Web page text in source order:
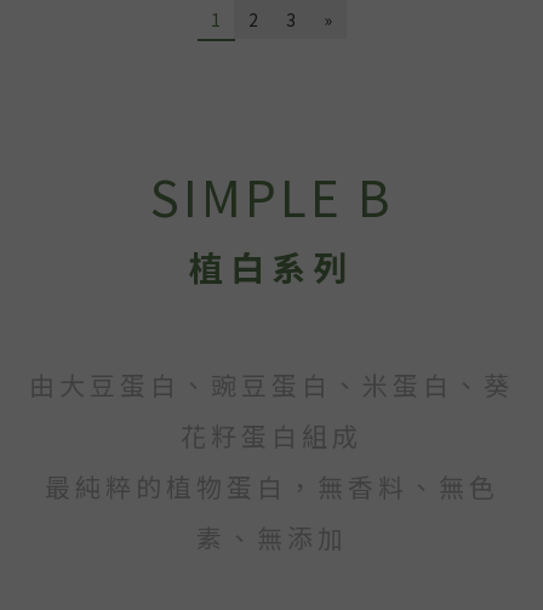
1 2 3 »
SIMPLE B
植白系列
由大豆蛋白、豌豆蛋白、米蛋白、葵
花籽蛋白組成
最純粹的植物蛋白，無香料、無色
素、無添加